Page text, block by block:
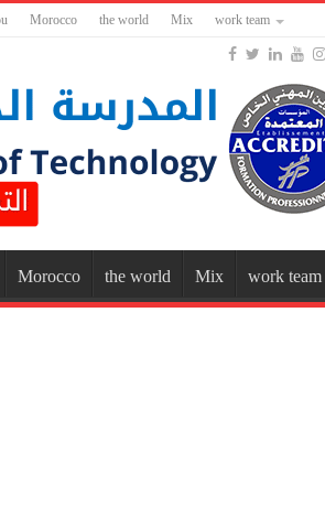
Morocco the world Mix work team
Morocco the world Mix work team